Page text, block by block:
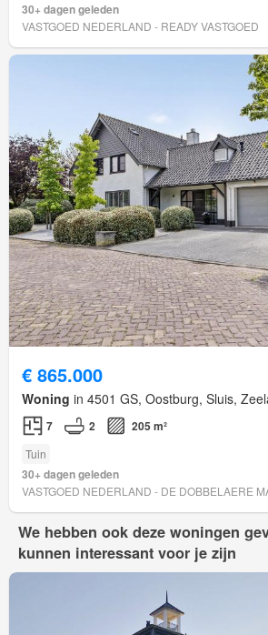
30+ dagen geleden
VASTGOED NEDERLAND - READY VASTGOED
€ 865.000
Woning in 4501 GS, Oostburg, Sluis,
7 2 205 m²
Tuin
30+ dagen geleden
VASTGOED NEDERLAND - DE DOBBELAERE
We hebben ook deze woningen
kunnen interessant voor je zijn